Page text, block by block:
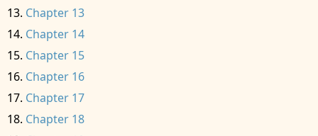
Chapter 13
Chapter 14
Chapter 15
Chapter 16
Chapter 17
Chapter 18